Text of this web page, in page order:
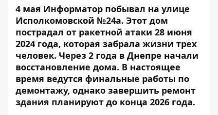
4 мая Информатор побывал на улице
Исполкомовской №24а. Этот дом
пострадал от ракетной атаки 28 июня
2024 года, которая забрала жизни трех
человек. Через 2 года в Днепре начали
восстановление дома. В настоящее
время ведутся финальные работы по
демонтажу, однако завершить ремонт
здания планируют до конца 2026 года.